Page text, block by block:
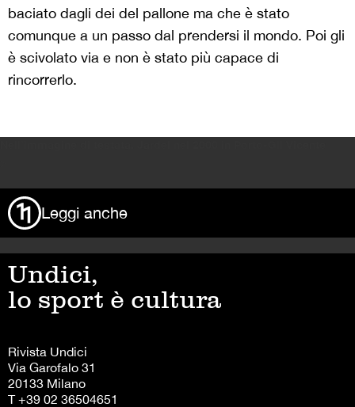
baciato dagli dei del pallone ma che è stato
comunque a un passo dal prendersi il mondo. Poi gli
è scivolato via e non è stato più capace di
rincorrerlo.
Leggi anche
Undici,
lo sport è cultura
Rivista Undici
Via Garofalo 31
20133 Milano
T +39 02 36504651